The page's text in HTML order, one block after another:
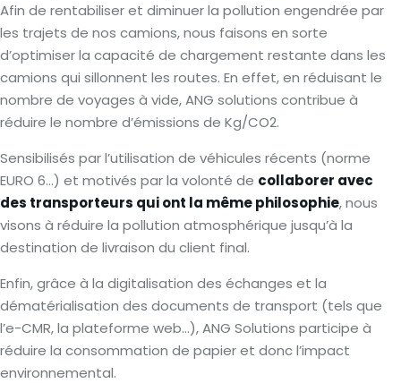
Afin de rentabiliser et diminuer la pollution engendrée par
les trajets de nos camions, nous faisons en sorte
d’optimiser la capacité de chargement restante dans les
camions qui sillonnent les routes. En effet, en réduisant le
nombre de voyages à vide, ANG solutions contribue à
réduire le nombre d’émissions de Kg/CO2.
Sensibilisés par l’utilisation de véhicules récents (norme
EURO 6…) et motivés par la volonté de collaborer avec
des transporteurs qui ont la même philosophie, nous
visons à réduire la pollution atmosphérique jusqu’à la
destination de livraison du client final.
Enfin, grâce à la digitalisation des échanges et la
dématérialisation des documents de transport (tels que
l’e-CMR, la plateforme web…), ANG Solutions participe à
réduire la consommation de papier et donc l’impact
environnemental.